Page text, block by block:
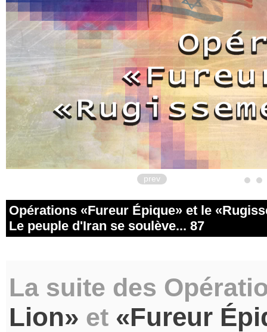
prev
Opérations Fureur Épique et le
Le peuple d'Iran se soulève... 87
La suite des
Lion et Fureur